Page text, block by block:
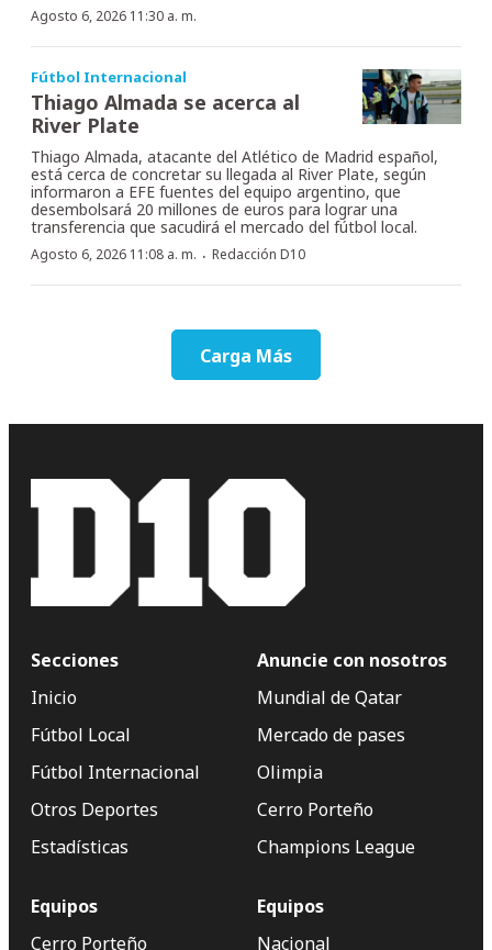
Agosto 6, 2026 11:30 a. m.
Fútbol Internacional
Thiago Almada se acerca al
River Plate
Thiago Almada, atacante del Atlético de Madrid español,
está cerca de concretar su llegada al River Plate, según
informaron a EFE fuentes del equipo argentino, que
desembolsará 20 millones de euros para lograr una
transferencia que sacudirá el mercado del fútbol local.
Agosto 6, 2026 11:08 a. m. · Redacción D10
Carga Más
Secciones
Inicio
Fútbol Local
Fútbol Internacional
Otros Deportes
Estadísticas
Anuncie con nosotros
Mundial de Qatar
Mercado de pases
Olimpia
Cerro Porteño
Champions League
Equipos
Cerro Porteño
Equipos
Nacional